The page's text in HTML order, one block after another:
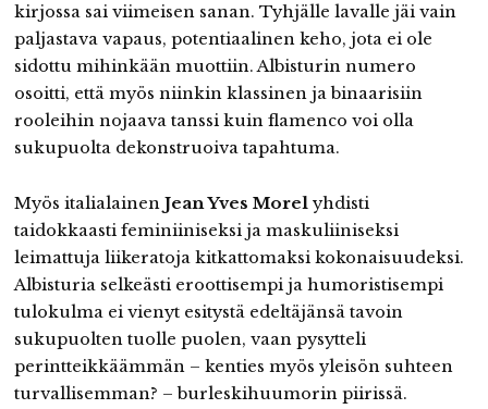
kirjossa sai viimeisen sanan. Tyhjälle lavalle jäi vain
paljastava vapaus, potentiaalinen keho, jota ei ole
sidottu mihinkään muottiin. Albisturin numero
osoitti, että myös niinkin klassinen ja binaarisiin
rooleihin nojaava tanssi kuin flamenco voi olla
sukupuolta dekonstruoiva tapahtuma.
Myös italialainen Jean Yves Morel yhdisti
taidokkaasti feminiiniseksi ja maskuliiniseksi
leimattuja liikeratoja kitkattomaksi kokonaisuudeksi.
Albisturia selkeästi eroottisempi ja humoristisempi
tulokulma ei vienyt esitystä edeltäjänsä tavoin
sukupuolten tuolle puolen, vaan pysytteli
perintteikkäämmän – kenties myös yleisön suhteen
turvallisemman? – burleskihuumorin piirissä.